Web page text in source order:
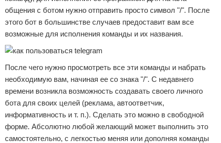
общения с ботом нужно отправить просто символ "/". После
этого бот в большинстве случаев предоставит вам все
возможные для исполнения команды и их названия.
После чего нужно просмотреть все эти команды и набрать
необходимую вам, начиная ее со знака "/". С недавнего
времени возникла возможность создавать своего личного
бота для своих целей (реклама, автоответчик,
информативность и т. п.). Сделать это можно в свободной
форме. Абсолютно любой желающий может выполнить это
самостоятельно, с легкостью меняя или дополняя команды